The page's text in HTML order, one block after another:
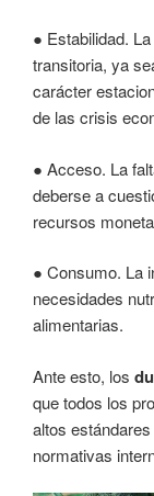
● Estabilidad.
transitoria, ya
carácter
de las crisis
● Acceso. La
deberse a
recursos
● Consumo. La
necesidades
alimentarias.
Ante esto, los
que todos los
altos
normativas